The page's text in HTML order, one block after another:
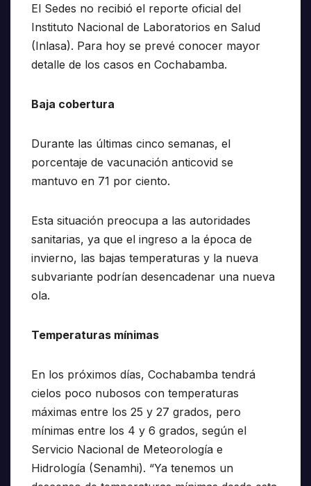
El Sedes no recibió el reporte oficial del
Instituto Nacional de Laboratorios en Salud
(Inlasa). Para hoy se prevé conocer mayor
detalle de los casos en Cochabamba.
Baja cobertura
Durante las últimas cinco semanas, el
porcentaje de vacunación anticovid se
mantuvo en 71 por ciento.
Esta situación preocupa a las autoridades
sanitarias, ya que el ingreso a la época de
invierno, las bajas temperaturas y la nueva
subvariante podrían desencadenar una nueva
ola.
Temperaturas mínimas
En los próximos días, Cochabamba tendrá
cielos poco nubosos con temperaturas
máximas entre los 25 y 27 grados, pero
mínimas entre los 4 y 6 grados, según el
Servicio Nacional de Meteorología e
Hidrología (Senamhi). “Ya tenemos un